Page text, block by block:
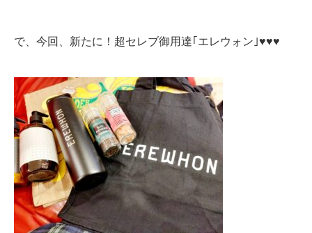
で、今回、新たに！超セレブ御用達｢エレウォン｣♥♥♥